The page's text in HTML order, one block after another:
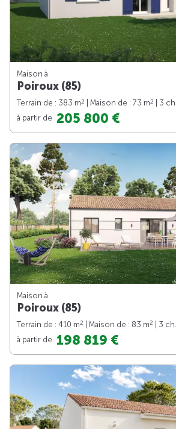
Maison à
Poiroux (85)
Terrain de : 383 m2 | Maison de : 73 m2
| 3 ch.
à partir de 205 800 €
Maison à
Poiroux (85)
Terrain de : 410 m2 | Maison de : 83 m2
| 3 ch.
à partir de 198 819 €